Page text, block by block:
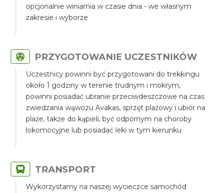
opcjonalnie winiarnia w czasie dnia - we własnym
zakresie i wyborze
PRZYGOTOWANIE UCZESTNIKÓW
Uczestnicy powinni być przygotowani do trekkingu
około 1 godziny w terenie trudnym i mokrym,
powinni posiadać ubranie przeciwdeszczowe na czas
zwiedzania wąwozu Avakas, sprzęt plażowy i ubiór na
plaże, także do kąpieli, być odpornym na choroby
lokomocyjne lub posiadać leki w tym kierunku
TRANSPORT
Wykorzystamy na naszej wycieczce samochód